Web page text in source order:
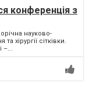
конференція з
науково-
хірургії сітківки.
–...